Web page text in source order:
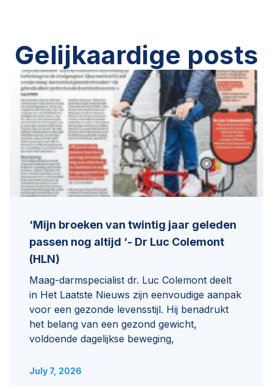
Gelijkaardige posts
‘Mijn broeken van twintig jaar geleden
passen nog altijd ‘- Dr Luc Colemont
(HLN)
Maag-darmspecialist dr. Luc Colemont deelt
in Het Laatste Nieuws zijn eenvoudige aanpak
voor een gezonde levensstijl. Hij benadrukt
het belang van een gezond gewicht,
voldoende dagelijkse beweging,
July 7, 2026